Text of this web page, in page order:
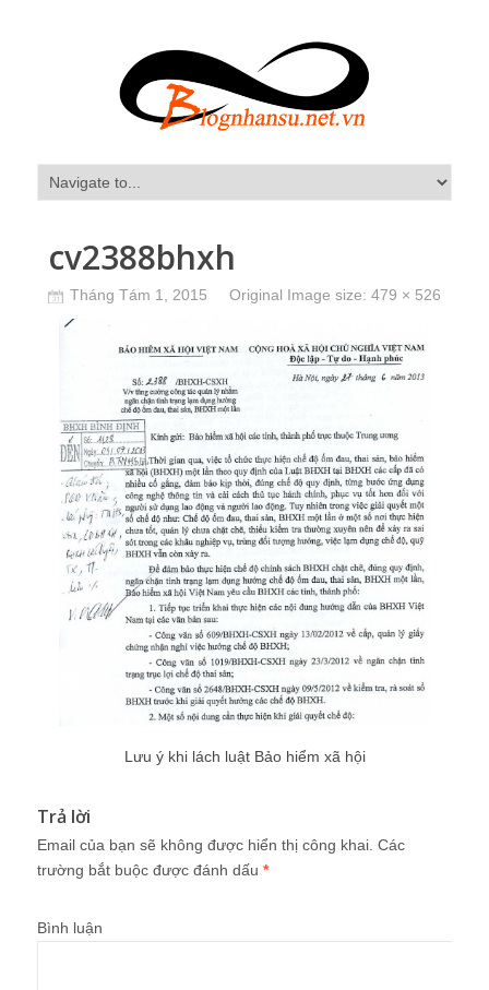
cv2388bhxh
Tháng Tám 1, 2015 Original Image size: 479 × 526
Lưu ý khi lách luật Bảo hiểm xã hội
Trả lời
Email của bạn sẽ không được hiển thị công khai. Các
trường bắt buộc được đánh dấu *
Bình luận